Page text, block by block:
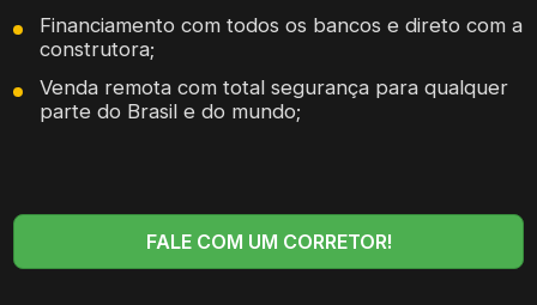
Financiamento com todos os bancos e direto com a
construtora;
Venda remota com total segurança para qualquer
parte do Brasil e do mundo;
FALE COM UM CORRETOR!